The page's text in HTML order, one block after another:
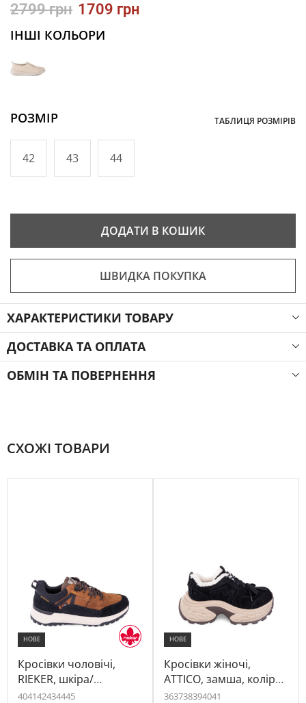
2799грн 1709 грн
ІНШІ КОЛЬОРИ
РОЗМІР ТАБЛИЦЯ РОЗМІРІВ
42 43 44
ДОДАТИ В КОШИК
ШВИДКА ПОКУПКА
ХАРАКТЕРИСТИКИ ТОВАРУ
ДОСТАВКА ТА ОПЛАТА
ОБМІН ТА ПОВЕРНЕННЯ
СХОЖІ ТОВАРИ
НОВЕ
Кросівки чоловічі,
RIEKER, шкіра/
екошкіра, колір
404142434445
НОВЕ
Кросівки жіночі,
ATTICO, замша, колір
чорний, 1085556
363738394041